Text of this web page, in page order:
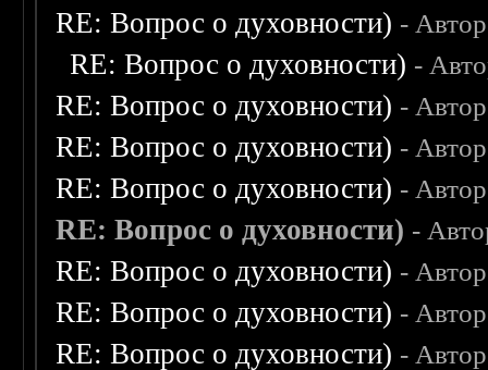
RE: Вопрос о духовности) -
RE: Вопрос о духовности) -
RE: Вопрос о духовности) -
RE: Вопрос о духовности) -
RE: Вопрос о духовности) -
RE: Вопрос о духовности) -
RE: Вопрос о духовности) -
RE: Вопрос о духовности) -
RE: Вопрос о духовности) -